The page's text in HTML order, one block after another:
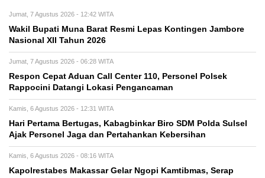
Jumat, 7 Agustus 2026 - 12:42 WITA
Wakil Bupati Muna Barat Resmi Lepas Kontingen Jambore
Nasional XII Tahun 2026
Jumat, 7 Agustus 2026 - 06:28 WITA
Respon Cepat Aduan Call Center 110, Personel Polsek
Rappocini Datangi Lokasi Pengancaman
Kamis, 6 Agustus 2026 - 12:31 WITA
Hari Pertama Bertugas, Kabagbinkar Biro SDM Polda Sulsel
Ajak Personel Jaga dan Pertahankan Kebersihan
Kamis, 6 Agustus 2026 - 08:16 WITA
Kapolrestabes Makassar Gelar Ngopi Kamtibmas, Serap